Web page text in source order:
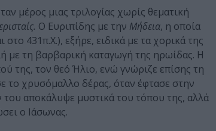
μέρος μιας τριλογίας χωρίς θεματική
Ο Ευριπίδης με την Μήδεια, η οποία
431π.Χ.), εξήρε, ειδικά με τα χορικά της
με τη βαρβαρική καταγωγή της ηρωίδας. Η
της, τον θεό Ήλιο, ενώ γνώριζε επίσης τη
το χρυσόμαλλο δέρας, όταν έφτασε στην
αποκάλυψε μυστικά του τόπου της, αλλά
ο Ιάσωνας.